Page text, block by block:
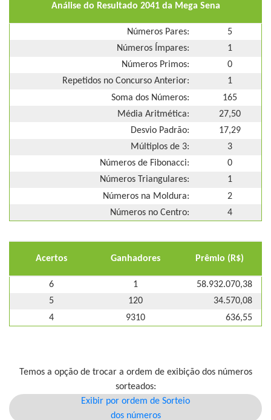
Análise do Resultado 2041 da Mega Sena
Números Pares:
5
Números Ímpares:
1
Números Primos:
0
Repetidos no Concurso Anterior:
1
Soma dos Números:
165
Média Aritmética:
27,50
Desvio Padrão:
17,29
Múltiplos de 3:
3
Números de Fibonacci:
0
Números Triangulares:
1
Números na Moldura:
2
Números no Centro:
4
Acertos Ganhadores Prêmio (R$)
6 1
58.932.070,38
5
120
34.570,08
4
9310 636,55
Temos a opção de trocar a ordem de exibição dos números
sorteados:
Exibir por ordem de Sorteio
dos números